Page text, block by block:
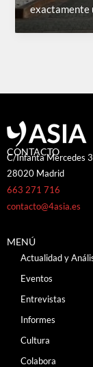
exactamente
CONTACTO
C/Infanta Mercedes
28020 Madrid
663 271 716
contacto@4asia.es
MENÚ
Actualidad y
Eventos
Entrevistas
Informes
Cultura
Colabora